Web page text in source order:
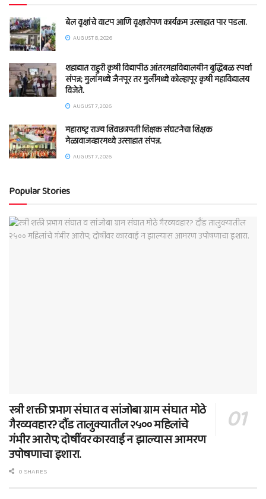
बेल वृक्षांचे वाटप आणि वृक्षारोपण कार्यक्रम उत्साहात पार पडला.
AUGUST 8, 2026
शहाद्यात राहुरी कृषी विद्यापीठ आंतरमहाविद्यालयीन बुद्धिबळ स्पर्धा
संपन्न; मुलांमध्ये जैनपूर तर मुलींमध्ये कोल्हापूर कृषी महाविद्यालय
विजेते.
AUGUST 7, 2026
महाराष्ट्र राज्य शिवछत्रपती शिक्षक संघटनेचा शिक्षक
मेळावाजव्हारमध्ये उत्साहात संपन्न.
AUGUST 7, 2026
Popular Stories
स्त्री शक्ती प्रभाग संघात व सांजोबा ग्राम संघात मोठे
गैरव्यवहार? दौंड तालुक्यातील २५०० महिलांचे
गंभीर आरोप; दोषींवर कारवाई न झाल्यास आमरण
उपोषणाचा इशारा.
0 SHARES